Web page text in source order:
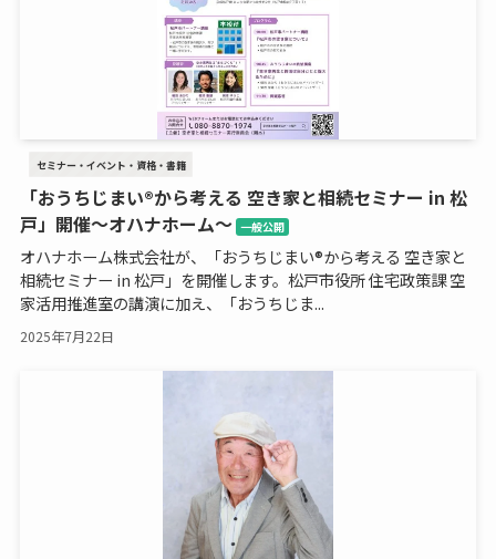
セミナー・イベント・資格・書籍
「おうちじまい®から考える 空き家と相続セミナー in 松
戸」開催～オハナホーム～ 一般公開
オハナホーム株式会社が、「おうちじまい®から考える 空き家と
相続セミナー in 松戸」を開催します。松戸市役所 住宅政策課 空
家活用推進室の講演に加え、「おうちじま...
2025年7月22日